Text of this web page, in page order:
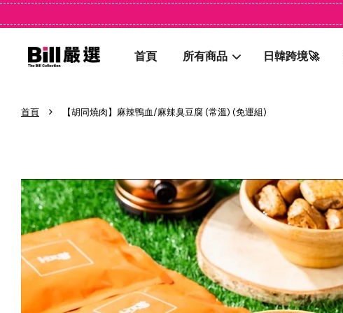
首頁 所有商品 日韓跨境🚀
首頁 › 【胡同燒肉】麻辣鴨血/麻辣臭豆腐 (常溫) (免運組)